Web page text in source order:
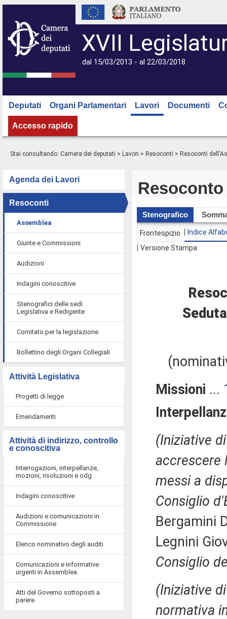
XVII
dal 15/03/2013 - al 22/03/2018
Deputati Organi Parlamentari Lavori Documenti
Accesso rapido
Stai consultando: Camera dei deputati > Lavori > Resoconti > Resoconti
Agenda dei Lavori
Resoconti
Assemblea
Giunte e Commissioni
Audizioni
Indagini conoscitive
Stenografici delle sedi
Legislativa e Redigente
Comitato per la legislazione
Bollettino degli Organi Collegiali
Attività Legislativa
Progetti di legge
Emendamenti
Attività di indirizzo, controllo
e conoscitiva
Interrogazioni, interpellanze,
mozioni, risoluzioni e odg
Indagini conoscitive
Audizioni e comunicazioni in
Commissione
Elenco nominativo degli auditi
Comunicazioni e informative
urgenti in Assemblea
Atti del Governo sottoposti a
parere
Stenografico
Frontespizio
Indice
Versione Stampa
Missioni ...
(Iniziative
accrescere
messi a
Consiglio
Bergamini
Legnini
Consiglio
(Iniziative
normativa